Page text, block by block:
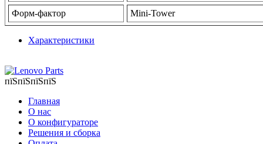
Форм-фактор Mini-Tower
Характеристики
пїЅпїЅпїЅпїЅ
Главная
О нас
О конфигураторе
Решения и сборка